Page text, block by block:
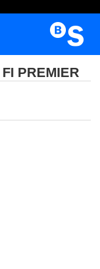
PREMIER